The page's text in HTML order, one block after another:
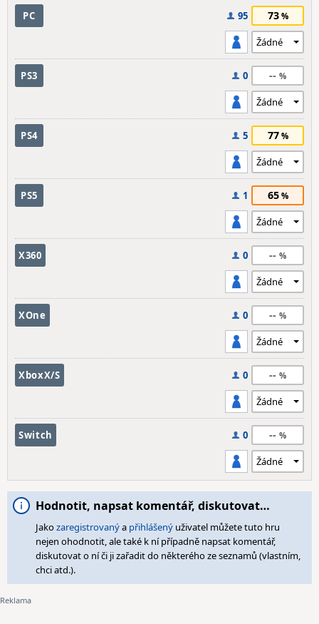
PC 95 73
PS3 0 --
PS4 5 77
PS5 1 65
X360 0 --
XOne 0 --
XboxX/S 0 --
Switch 0 --
Hodnotit, napsat komentář, diskutovat…
Jakozaregistrovanýa přihlášený uživatel můžete tuto hru
nejen ohodnotit, ale také k ní případně napsat komentář,
diskutovat o ní či ji zařadit do některého ze seznamů (vlastním,
chci atd.).